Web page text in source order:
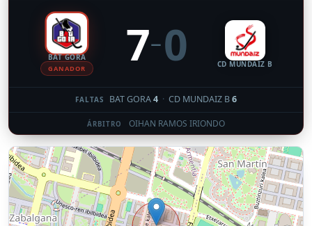
BAT GORA
GANADOR 7–0 CD MUNDAIZ B
FALTAS BAT GORA4 · CD MUNDAIZ B6
ÁRBITRO OIHAN RAMOS IRIONDO